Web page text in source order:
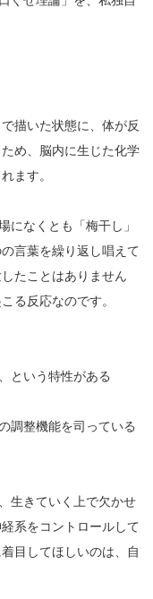
描いた状態に、体が反
め、脳内に生じた化学
ます。
になくとも「梅干し」
言葉を繰り返し唱えて
たことはありません
る反応なのです。
という特性がある
調整機能を司っている
生きていく上で欠かせ
系をコントロールして
目してほしいのは、自